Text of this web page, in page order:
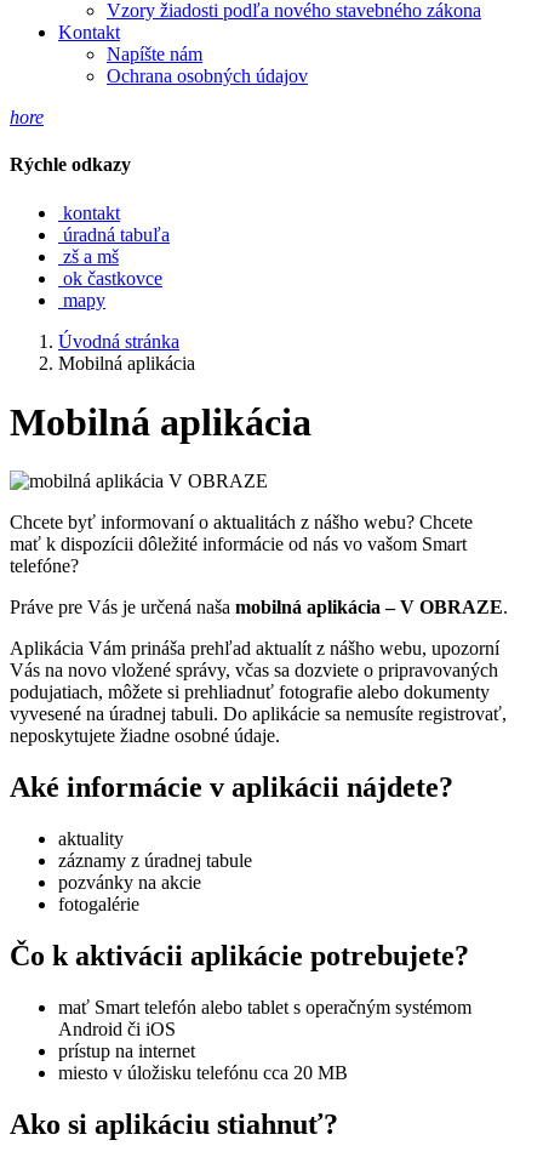
Vzory žiadosti podľa nového stavebného zákona
Kontakt
Napíšte nám
Ochrana osobných údajov
hore
Rýchle odkazy
kontakt
úradná tabuľa
zš a mš
ok častkovce
mapy
Úvodná stránka
Mobilná aplikácia
Mobilná aplikácia
Chcete byť informovaní o aktualitách z nášho webu? Chcete
mať k dispozícii dôležité informácie od nás vo vašom Smart
telefóne?
Práve pre Vás je určená naša mobilná aplikácia – V OBRAZE.
Aplikácia Vám prináša prehľad aktualít z nášho webu, upozorní
Vás na novo vložené správy, včas sa dozviete o pripravovaných
podujatiach, môžete si prehliadnuť fotografie alebo dokumenty
vyvesené na úradnej tabuli. Do aplikácie sa nemusíte registrovať,
neposkytujete žiadne osobné údaje.
Aké informácie v aplikácii nájdete?
aktuality
záznamy z úradnej tabule
pozvánky na akcie
fotogalérie
Čo k aktivácii aplikácie potrebujete?
mať Smart telefón alebo tablet s operačným systémom
Android či iOS
prístup na internet
miesto v úložisku telefónu cca 20 MB
Ako si aplikáciu stiahnuť?